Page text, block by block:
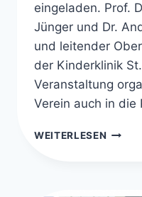
eingeladen. Prof.
Jünger und Dr.
und leitender
der Kinderklinik
Veranstaltung
Verein auch in die
WEITERLESEN MMC-